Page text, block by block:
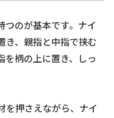
つのが基本です。ナイ
き、親指と中指で挟む
を柄の上に置き、しっ
を押さえながら、ナイ